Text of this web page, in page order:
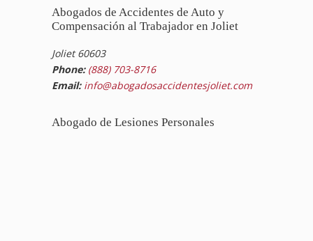
Abogados de Accidentes de Auto y
Compensación al Trabajador en Joliet
Joliet 60603
Phone: (888) 703-8716
Email: info@abogadosaccidentesjoliet.com
Abogado de Lesiones Personales